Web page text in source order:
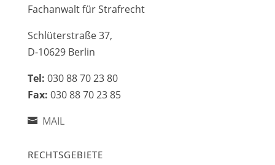
Fachanwalt für Strafrecht
Schlüterstraße 37,
D-10629 Berlin
Tel: 030 88 70 23 80
Fax: 030 88 70 23 85
MAIL
RECHTSGEBIETE